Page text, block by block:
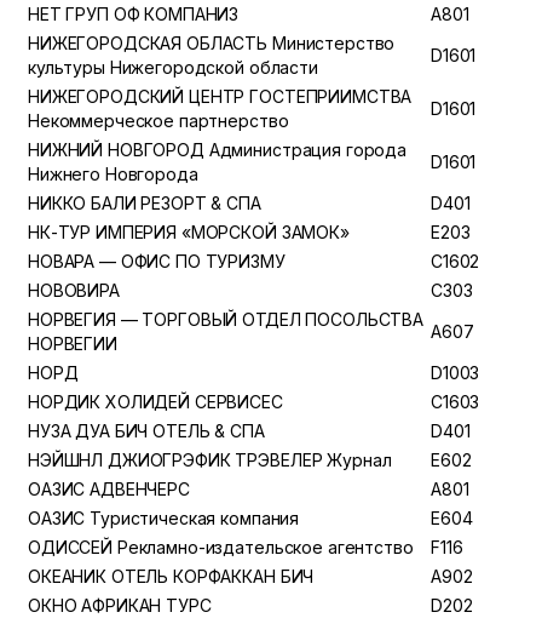
НЕТ ГРУП ОФ КОМПАНИЗ
A801
НИЖЕГОРОДСКАЯ ОБЛАСТЬ Министерство
культуры Нижегородской области
D1601
НИЖЕГОРОДСКИЙ ЦЕНТР ГОСТЕПРИИМСТВА
Некоммерческое партнерство
D1601
НИЖНИЙ НОВГОРОД Администрация города
Нижнего Новгорода
D1601
НИККО БАЛИ РЕЗОРТ & СПА
D401
НК-ТУР ИМПЕРИЯ «МОРСКОЙ ЗАМОК»
E203
НОВАРА — ОФИС ПО ТУРИЗМУ
C1602
НОВОВИРА
C303
НОРВЕГИЯ — ТОРГОВЫЙ ОТДЕЛ ПОСОЛЬСТВА
НОРВЕГИИ
A607
НОРД
D1003
НОРДИК ХОЛИДЕЙ СЕРВИСЕС
C1603
НУЗА ДУА БИЧ ОТЕЛЬ & СПА
D401
НЭЙШНЛ ДЖИОГРЭФИК ТРЭВЕЛЕР Журнал
E602
ОАЗИС АДВЕНЧЕРС
A801
ОАЗИС Туристическая компания
E604
ОДИССЕЙ Рекламно-издательское агентство
F116
ОКЕАНИК ОТЕЛЬ КОРФАККАН БИЧ
A902
ОКНО АФРИКАН ТУРС
D202